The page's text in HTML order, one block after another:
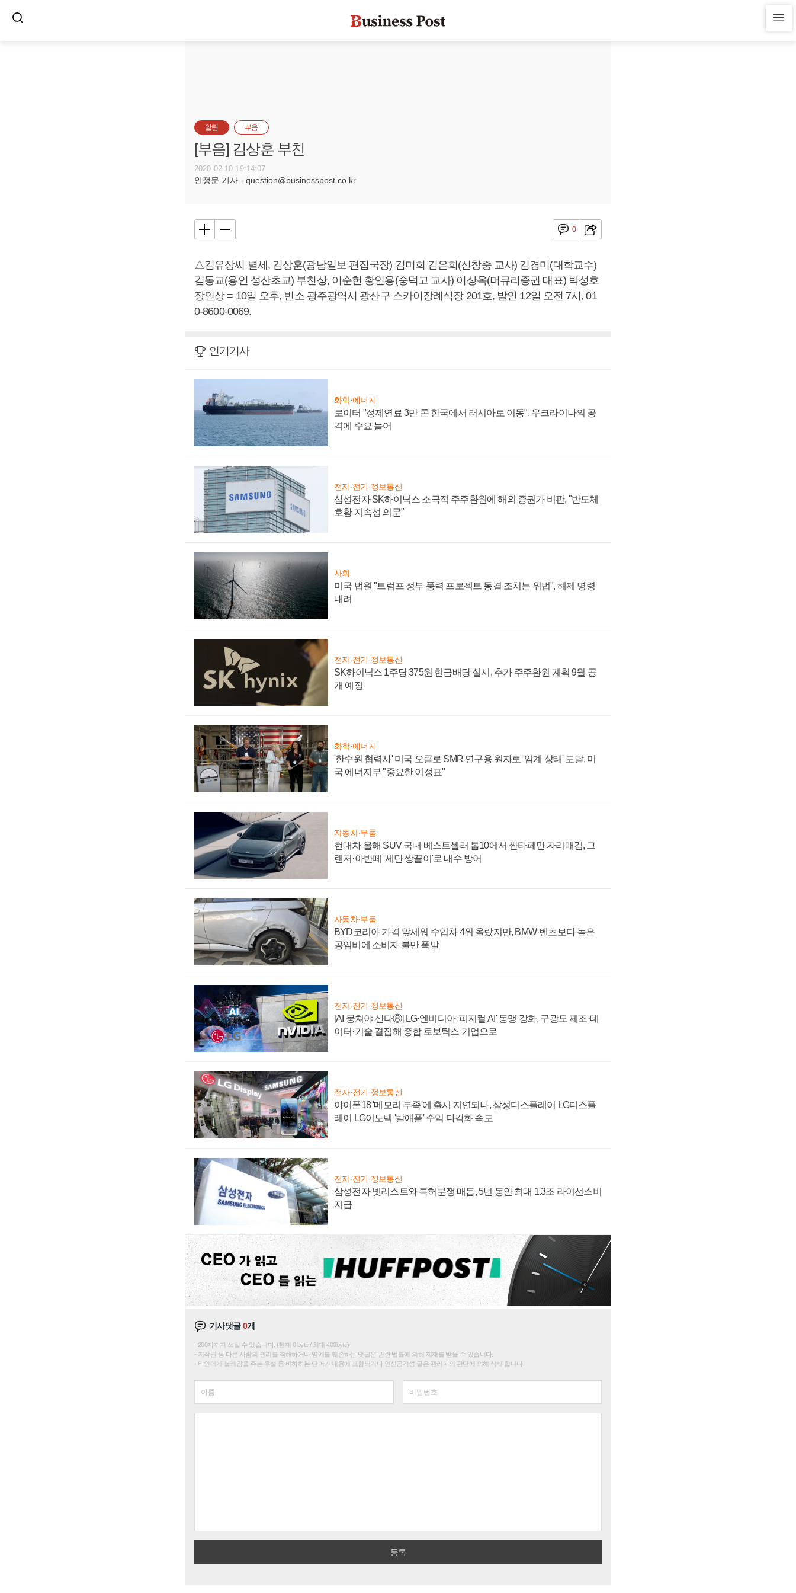
알림 부음
[부음] 김상훈 부친
2020-02-10 19:14:07
안정문 기자 - question@businesspost.co.kr
0
△김유상씨 별세, 김상훈(광남일보 편집국장) 김미희 김은희(신창중 교사) 김경미(대학교수)
김동교(용인 성산초교) 부친상, 이순헌 황인용(숭덕고 교사) 이상옥(머큐리증권 대표) 박성호
장인상 = 10일 오후, 빈소 광주광역시 광산구 스카이장례식장 201호, 발인 12일 오전 7시, 01
0-8600-0069.
인기기사
화학·에너지
로이터 "정제연료 3만 톤 한국에서 러시아로 이동", 우크라이나의 공
격에 수요 늘어
전자·전기·정보통신
삼성전자 SK하이닉스 소극적 주주환원에 해외 증권가 비판, "반도체
호황 지속성 의문"
사회
미국 법원 "트럼프 정부 풍력 프로젝트 동결 조치는 위법", 해제 명령
내려
전자·전기·정보통신
SK하이닉스 1주당 375원 현금배당 실시, 추가 주주환원 계획 9월 공
개 예정
화학·에너지
'한수원 협력사' 미국 오클로 SMR 연구용 원자로 '임계 상태' 도달, 미
국 에너지부 "중요한 이정표"
자동차·부품
현대차 올해 SUV 국내 베스트셀러 톱10에서 싼타페만 자리매김, 그
랜저·아반떼 '세단 쌍끌이'로 내수 방어
자동차·부품
BYD코리아 가격 앞세워 수입차 4위 올랐지만, BMW·벤츠보다 높은
공임비에 소비자 불만 폭발
전자·전기·정보통신
[AI 뭉쳐야 산다⑧] LG·엔비디아 '피지컬 AI' 동맹 강화, 구광모 제조·데
이터·기술 결집해 종합 로보틱스 기업으로
전자·전기·정보통신
아이폰18 '메모리 부족'에 출시 지연되나, 삼성디스플레이 LG디스플
레이 LG이노텍 '탈애플' 수익 다각화 속도
전자·전기·정보통신
삼성전자 넷리스트와 특허분쟁 매듭, 5년 동안 최대 1.3조 라이선스비
지급
기사댓글0개
200자까지 쓰실 수 있습니다. (현재 0 byte / 최대 400byte)
저작권 등 다른 사람의 권리를 침해하거나 명예를 훼손하는 댓글은 관련 법률에 의해 제재를 받을 수 있습니다.
타인에게 불쾌감을 주는 욕설 등 비하하는 단어가 내용에 포함되거나 인신공격성 글은 관리자의 판단에 의해 삭제 합니다.